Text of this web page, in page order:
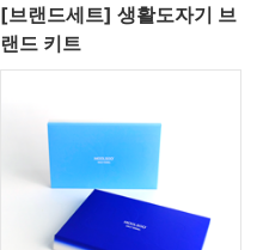
[브랜드세트] 생활도자기 브
랜드 키트